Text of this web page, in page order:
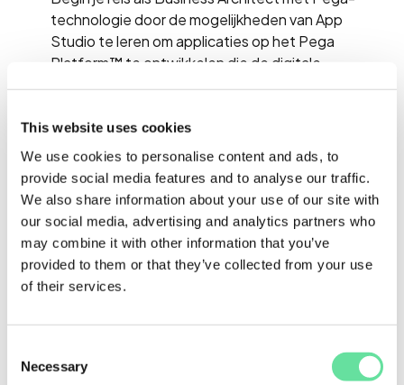
This website uses cookies
We use cookies to personalise content and ads, to
provide social media features and to analyse our traffic.
We also share information about your use of our site with
our social media, advertising and analytics partners who
may combine it with other information that you’ve
provided to them or that they’ve collected from your use
of their services.
Selection
Necessary
technologie door de mogelijkheden van App
Studio te leren om applicaties op het Pega
Platform™ te ontwikkelen die de digitale
Raak vertrouwd met de leveringsaanpak van Pega
Express™ met behulp van Pega's Center-out
bedrijfsarchitectuur.
Met behulp van Pega's App Studio en de Pega
Express™-aanpak leer je hoe je snel waardevolle
applicaties ontwerpt die écht impact maken.
Deze training is voor iedereen die organisaties wil